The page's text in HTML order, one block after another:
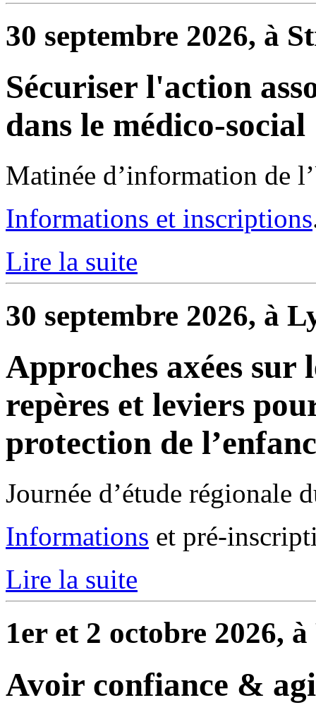
30 septembre 2026, à
Sécuriser l'action
dans le médico-social
Matinée d’information de
Informations et inscriptions
Lire la suite
30 septembre 2026, à
Approches axées
repères et leviers
protection de
Journée d’étude régionale
Informations et pré-
Lire la suite
1er et 2 octobre 2026,
Avoir confiance &